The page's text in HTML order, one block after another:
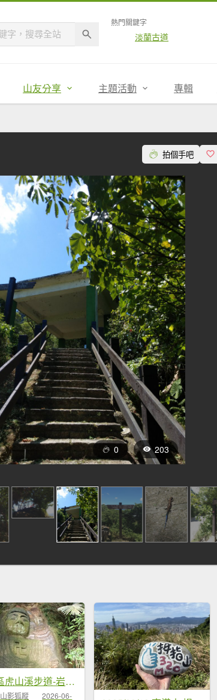
熱門關鍵字
淡蘭古道
山友分享 主題活動 專輯
拍個手吧
0 203
信義區虎山溪步道-岩刻佛像岩下路-四獸山步道-拇指山-南港山-九五峰-麗山橋口步道
山影狐蹤
2026-06-